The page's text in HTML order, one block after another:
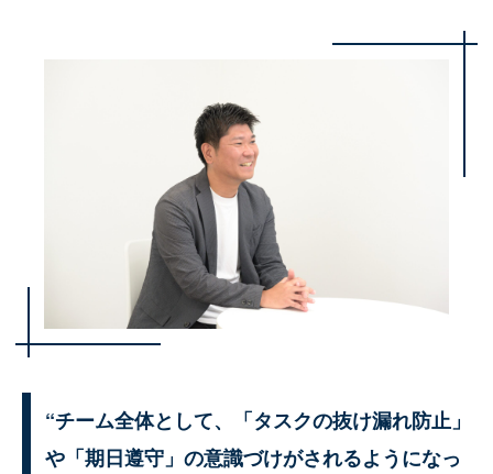
“チーム全体として、「タスクの抜け漏れ防止」
や「期日遵守」の意識づけがされるようになっ